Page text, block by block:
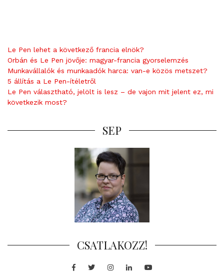
Le Pen lehet a következő francia elnök?
Orbán és Le Pen jövője: magyar-francia gyorselemzés
Munkavállalók és munkaadók harca: van-e közös metszet?
5 állítás a Le Pen-ítéletről
Le Pen választható, jelölt is lesz – de vajon mit jelent ez, mi
következik most?
SEP
CSATLAKOZZ!
Facebook
TwitterInstagram
LinkedInYoutube